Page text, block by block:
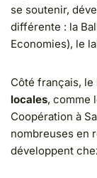
se soutenir,
différente : la
Economies), le
Côté français,
locales, comme
Coopération à
nombreuses en
développent